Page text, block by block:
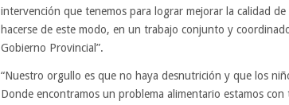
intervención que tenemos para lograr mejorar la calidad
hacerse de este modo, en un trabajo conjunto y
Gobierno Provincial”.
“Nuestro orgullo es que no haya desnutrición y que los
Donde encontramos un problema alimentario estamos